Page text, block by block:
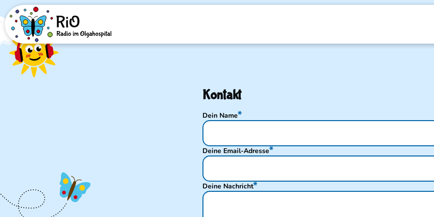
Direkt zum Inhalt
Kontakt
Dein Name
Deine Email-Adresse
Deine Nachricht